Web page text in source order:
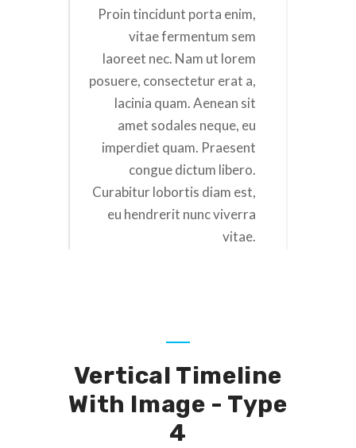
Proin tincidunt porta enim,
vitae fermentum sem
laoreet nec. Nam ut lorem
posuere, consectetur erat a,
lacinia quam. Aenean sit
amet sodales neque, eu
imperdiet quam. Praesent
congue dictum libero.
Curabitur lobortis diam est,
eu hendrerit nunc viverra
vitae.
Vertical Timeline
With Image - Type
4